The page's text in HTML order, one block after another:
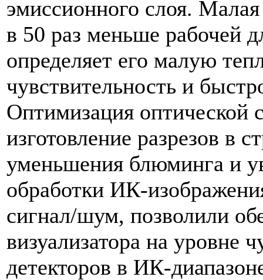
эмиссионного слоя.
в 50 раз меньше рабочей
определяет его малую
чувствительность и
Оптимизация оптической
изготовление разрезов в
уменьшения блюминга и
обработки ИК-
сигнал/шум, позволили
визуализатора на уровне
детекторов в ИК-